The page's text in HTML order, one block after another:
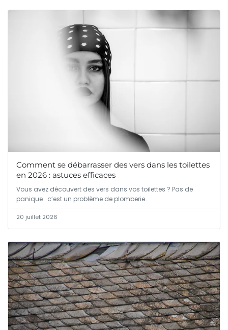
Comment se débarrasser des vers dans les toilettes
en 2026 : astuces efficaces
Vous avez découvert des vers dans vos toilettes ? Pas de
panique : c’est un problème de plomberie…
20 juillet 2026